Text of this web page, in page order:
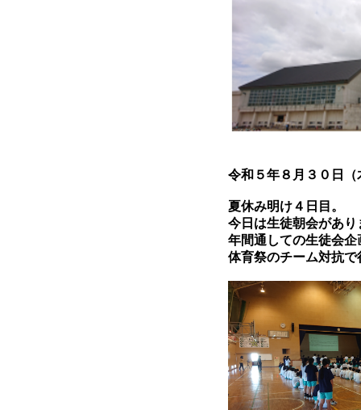
令和５年８月３０日（
夏休み明け４日目。
今日は生徒朝会があり
年間通しての生徒会
体育祭のチーム対抗